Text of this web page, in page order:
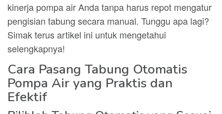
kinerja pompa air Anda tanpa harus repot mengatur
pengisian tabung secara manual. Tunggu apa lagi?
Simak terus artikel ini untuk mengetahui
selengkapnya!
Cara Pasang Tabung Otomatis
Pompa Air yang Praktis dan
Efektif